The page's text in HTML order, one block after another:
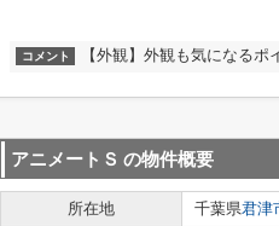
コメント 【外観】外観も気になるポ
アニメートＳ の物件概要
所在地 千葉県君津